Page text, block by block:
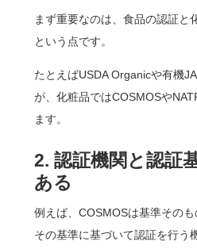
まず重要なのは、食品の認証と
という点です。
たとえばUSDA Organicや有機
が、化粧品ではCOSMOSや
ます。
2. 認証機関と認証
ある
例えば、COSMOSは基準そのも
その基準に基づいて認証を行う